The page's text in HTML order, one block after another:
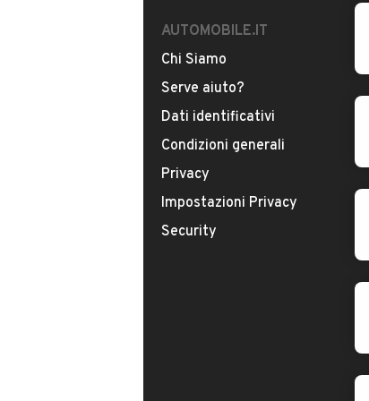
AUTOMOBILE.IT
Chi Siamo
Serve aiuto?
Dati identificativi
Condizioni generali
Privacy
Impostazioni Privacy
Security